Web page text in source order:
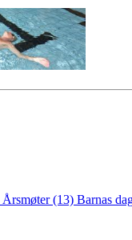
Årsmøter (13) Barnas